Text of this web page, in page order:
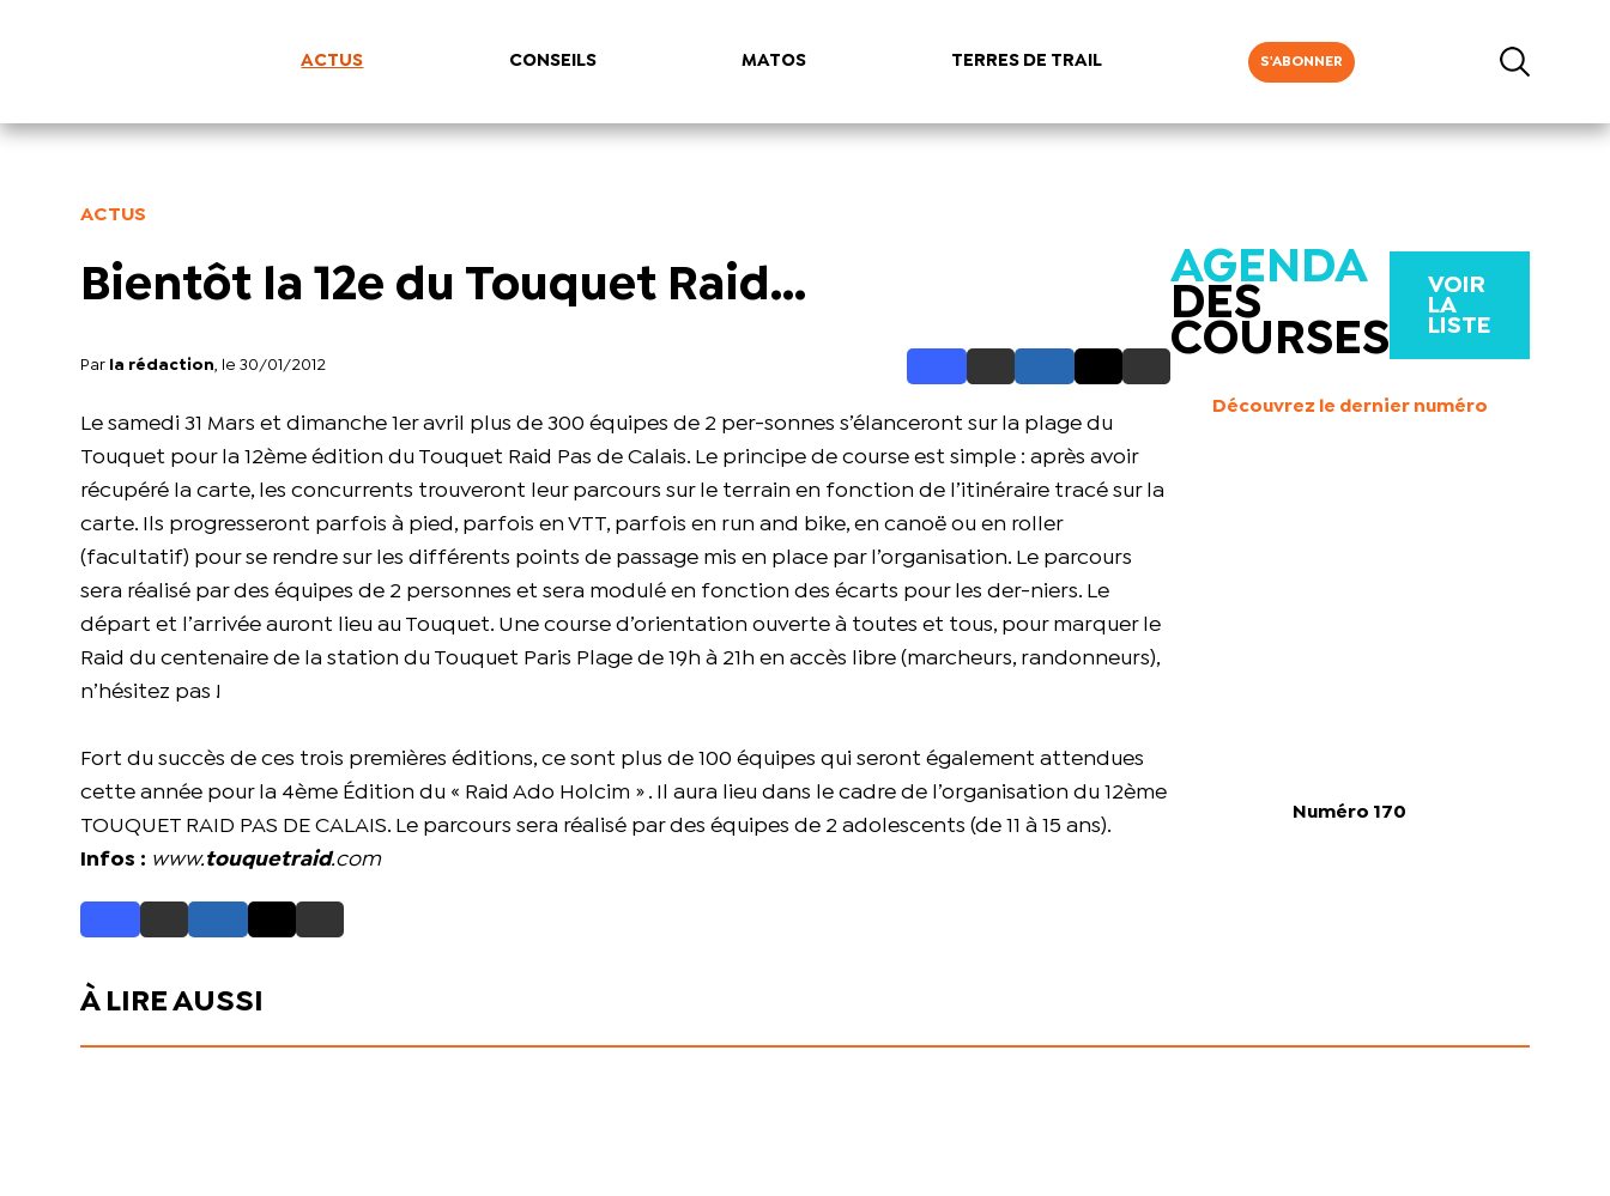
ACTUS CONSEILS MATOS TERRES DE TRAIL S'ABONNER
ACTUS
Bientôt la 12e du Touquet Raid...
Par la rédaction , le 30/01/2012
Le samedi 31 Mars et dimanche 1er avril plus de 300 équipes de 2 per-sonnes s’élanceront sur la plage du
Touquet pour la 12ème édition du Touquet Raid Pas de Calais. Le principe de course est simple : après avoir
récupéré la carte, les concurrents trouveront leur parcours sur le terrain en fonction de l’itinéraire tracé sur la
carte. Ils progresseront parfois à pied, parfois en VTT, parfois en run and bike, en canoë ou en roller
(facultatif) pour se rendre sur les différents points de passage mis en place par l’organisation. Le parcours
sera réalisé par des équipes de 2 personnes et sera modulé en fonction des écarts pour les der-niers. Le
départ et l’arrivée auront lieu au Touquet. Une course d’orientation ouverte à toutes et tous, pour marquer le
Raid du centenaire de la station du Touquet Paris Plage de 19h à 21h en accès libre (marcheurs, randonneurs),
n’hésitez pas !
Fort du succès de ces trois premières éditions, ce sont plus de 100 équipes qui seront également attendues
cette année pour la 4ème Édition du « Raid Ado Holcim » . Il aura lieu dans le cadre de l’organisation du 12ème
TOUQUET RAID PAS DE CALAIS. Le parcours sera réalisé par des équipes de 2 adolescents (de 11 à 15 ans).
Infos : www.touquetraid.com
AGENDA
DES
COURSES
VOIR
LA
LISTE
Découvrez le dernier numéro
Numéro 170
À LIRE AUSSI